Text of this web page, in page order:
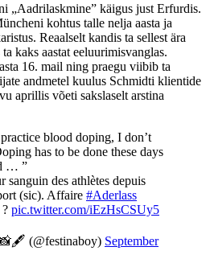
„Aadrilaskmine” käigus just Erfurdis.
kohtus talle nelja aasta ja
Reaalselt kandis ta sellest ära
kaks aastat eeluurimisvanglas.
16. mail ning praegu viibib ta
andmetel kuulus Schmidti klientide
aprillis võeti sakslaselt arstina
blood doping, I don’t
has to be done these days
… ”
des athlètes depuis
(sic). Affaire #Aderlass
pic.twitter.com/iEzHsCSUy5
(@festinaboy) September